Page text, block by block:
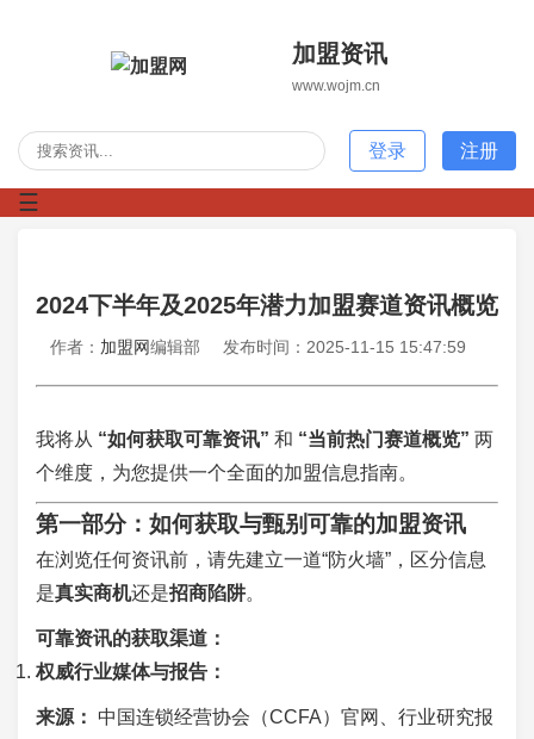
加盟资讯
www.wojm.cn
登录 注册
☰
2024下半年及2025年潜力加盟赛道资讯概览
作者： 加盟网编辑部 发布时间：2025-11-15 15:47:59
我将从 “如何获取可靠资讯” 和 “当前热门赛道概览” 两
个维度，为您提供一个全面的加盟信息指南。
第一部分：如何获取与甄别可靠的加盟资讯
在浏览任何资讯前，请先建立一道“防火墙”，区分信息
是真实商机还是招商陷阱。
可靠资讯的获取渠道：
权威行业媒体与报告：
来源：
中国连锁经营协会（CCFA）官网、行业研究报